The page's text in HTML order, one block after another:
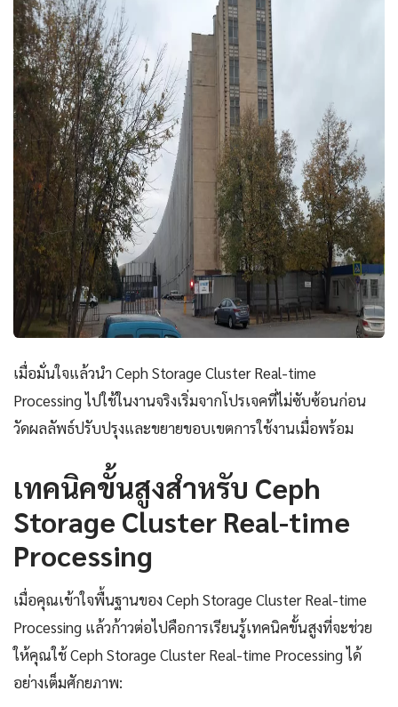
เมื่อมั่นใจแล้วนำ Ceph Storage Cluster Real-time
Processing ไปใช้ในงานจริงเริ่มจากโปรเจคที่ไม่ซับซ้อนก่อน
วัดผลลัพธ์ปรับปรุงและขยายขอบเขตการใช้งานเมื่อพร้อม
เทคนิคขั้นสูงสำหรับ Ceph
Storage Cluster Real-time
Processing
เมื่อคุณเข้าใจพื้นฐานของ Ceph Storage Cluster Real-time
Processing แล้วก้าวต่อไปคือการเรียนรู้เทคนิคขั้นสูงที่จะช่วย
ให้คุณใช้ Ceph Storage Cluster Real-time Processing ได้
อย่างเต็มศักยภาพ: